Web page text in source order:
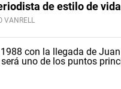
de estilo de vida
VANRELL